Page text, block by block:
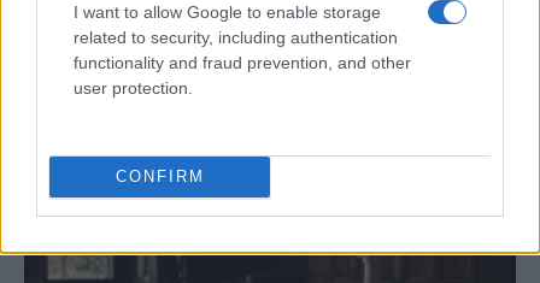
I want to allow Google to enable storage
related to security, including authentication
functionality and fraud prevention, and other
user protection.
CONFIRM
Barreras no arancelarias: normas
técnicas, subsidios y compras públicas